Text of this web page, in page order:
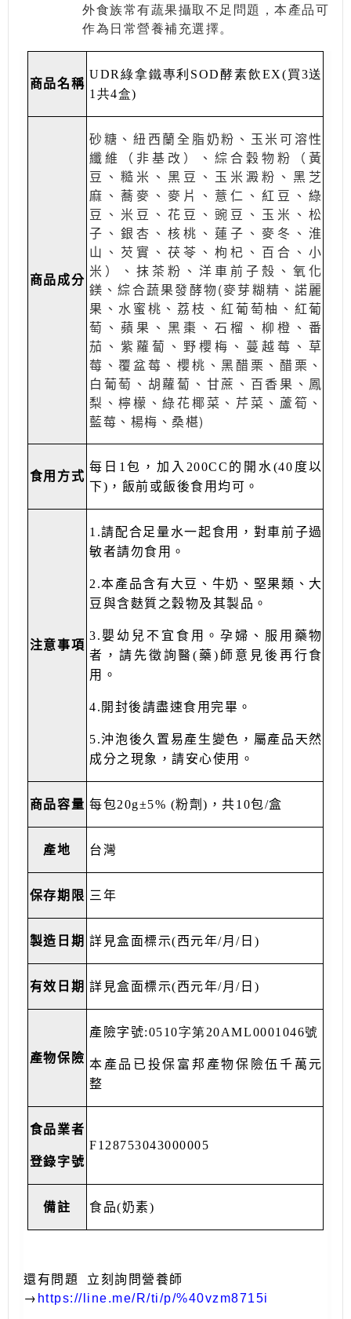
外食族常有蔬果攝取不足問題，本產品可
作為日常營養補充選擇。
商品名稱
UDR綠拿鐵專利SOD酵素飲EX(買3送
1共4盒)
商品成分
砂糖、紐西蘭全脂奶粉、玉米可溶性
纖維（非基改）、綜合穀物粉（黃
豆、糙米、黑豆、玉米澱粉、黑芝
麻、蕎麥、麥片、薏仁、紅豆、綠
豆、米豆、花豆、豌豆、玉米、松
子、銀杏、核桃、蓮子、麥冬、淮
山、芡實、茯苓、枸杞、百合、小
米）、抹茶粉、洋車前子殼、氧化
鎂、綜合蔬果發酵物(麥芽糊精、諾麗
果、水蜜桃、荔枝、紅葡萄柚、紅葡
萄、蘋果、黑棗、石榴、柳橙、番
茄、紫蘿蔔、野櫻梅、蔓越莓、草
莓、覆盆莓、櫻桃、黑醋栗、醋栗、
白葡萄、胡蘿蔔、甘蔗、百香果、鳳
梨、檸檬、綠花椰菜、芹菜、蘆筍、
藍莓、楊梅、桑椹)
食用方式
每日1包，加入200CC的開水(40度以
下)，飯前或飯後食用均可。
注意事項
1.請配合足量水一起食用，對車前子過
敏者請勿食用。
2.本產品含有大豆、牛奶、堅果類、大
豆與含麩質之穀物及其製品。
3.嬰幼兒不宜食用。孕婦、服用藥物
者，請先徵詢醫(藥)師意見後再行食
用。
4.開封後請盡速食用完畢。
5.沖泡後久置易產生變色，屬產品天然
成分之現象，請安心使用。
商品容量 每包20g±5% (粉劑)，共10包/盒
產地 台灣
保存期限 三年
製造日期 詳見盒面標示(西元年/月/ 日 )
有效日期 詳見盒面標示(西元年/月/ 日 )
產物保險
產險字號:0510字第20AML0001046號
本產品已投保富邦產物保險伍千萬元
整
食品業者
登錄字號
F128753043000005
備註 食品(奶素)
還有問題 立刻詢問營養師
→ https://line.me/R/ti/p/%40vzm8715i